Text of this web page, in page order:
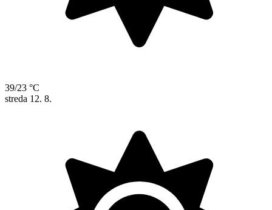
39/23 °C
streda 12. 8.